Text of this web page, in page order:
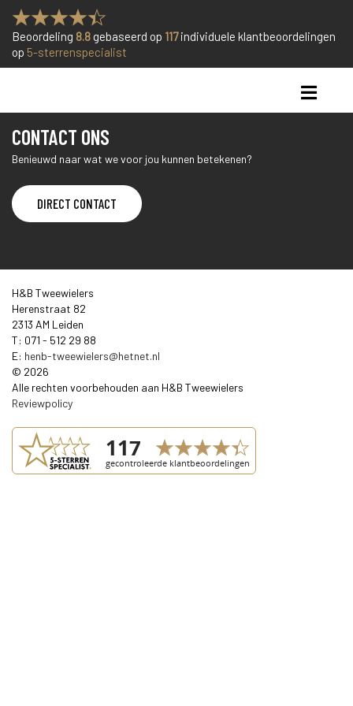
Beoordeling 8.8 gebaseerd op 117individuele klantbeoordelingen
op 5-sterrenspecialist
helaas geen berichten
Hier komt de sidebar
CONTACT ONS
Benieuwd naar wat we voor jou kunnen betekenen?
DIRECT CONTACT
H&B Tweewielers
Herenstraat 82
2313 AM Leiden
T: 071 - 512 29 88
E: henb-tweewielers@hetnet.nl
© 2026
Alle rechten voorbehouden aan H&B Tweewielers
Reviewpolicy